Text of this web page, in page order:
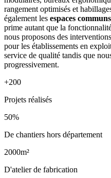
rangement optimisés et
également les espaces
prime autant que la
nous proposons des
pour les établissements en
service de qualité tandis que
progressivement.
+200
Projets réalisés
50%
De chantiers hors département
2000m²
D'atelier de fabrication